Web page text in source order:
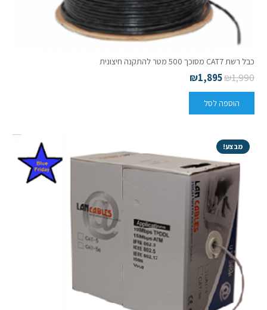
כבל רשת CAT7 מסוכך 500 מטר להתקנה חיצונית
₪1,990
₪1,895
הוספה לסל
מבצע!